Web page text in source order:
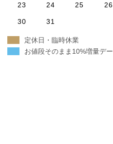
23 24 25 26
30 31
定休日・臨時休業
お値段そのまま10%増量デー